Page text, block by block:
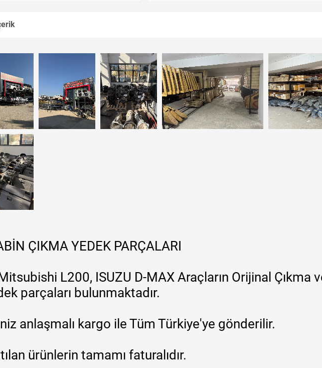
ÇIKMA YEDEK PARÇALARI
L200, ISUZU D-MAX Araçların Orijinal Çıkma
parçaları bulunmaktadır.
anlaşmalı kargo ile Tüm Türkiye'ye gönderilir.
ürünlerin tamamı faturalıdır.